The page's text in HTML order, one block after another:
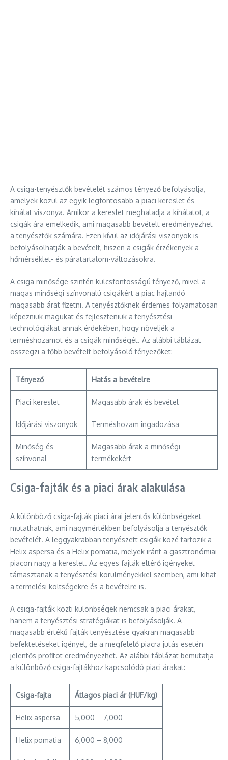
A csiga-tenyésztők bevételét számos tényező befolyásolja,
amelyek közül az egyik legfontosabb a piaci kereslet és
kínálat viszonya. Amikor a kereslet meghaladja a kínálatot, a
csigák ára emelkedik, ami magasabb bevételt eredményezhet
a tenyésztők számára. Ezen kívül az időjárási viszonyok is
befolyásolhatják a bevételt, hiszen a csigák érzékenyek a
hőmérséklet- és páratartalom-változásokra.
A csiga minősége szintén kulcsfontosságú tényező, mivel a
magas minőségi színvonalú csigákért a piac hajlandó
magasabb árat fizetni. A tenyésztőknek érdemes folyamatosan
képezniük magukat és fejleszteniük a tenyésztési
technológiákat annak érdekében, hogy növeljék a
terméshozamot és a csigák minőségét. Az alábbi táblázat
összegzi a főbb bevételt befolyásoló tényezőket:
Tényező Hatás a bevételre
Piaci kereslet Magasabb árak és bevétel
Időjárási viszonyok Terméshozam ingadozása
Minőség és
színvonal
Magasabb árak a minőségi
termékekért
Csiga-fajták és a piaci árak alakulása
A különböző csiga-fajták piaci árai jelentős különbségeket
mutathatnak, ami nagymértékben befolyásolja a tenyésztők
bevételét. A leggyakrabban tenyészett csigák közé tartozik a
Helix aspersa és a Helix pomatia, melyek iránt a gasztronómiai
piacon nagy a kereslet. Az egyes fajták eltérő igényeket
támasztanak a tenyésztési körülményekkel szemben, ami kihat
a termelési költségekre és a bevételre is.
A csiga-fajták közti különbségek nemcsak a piaci árakat,
hanem a tenyésztési stratégiákat is befolyásolják. A
magasabb értékű fajták tenyésztése gyakran magasabb
befektetéseket igényel, de a megfelelő piacra jutás esetén
jelentős profitot eredményezhet. Az alábbi táblázat bemutatja
a különböző csiga-fajtákhoz kapcsolódó piaci árakat:
Csiga-fajta Átlagos piaci ár (HUF/kg)
Helix aspersa 5,000 – 7,000
Helix pomatia 6,000 – 8,000